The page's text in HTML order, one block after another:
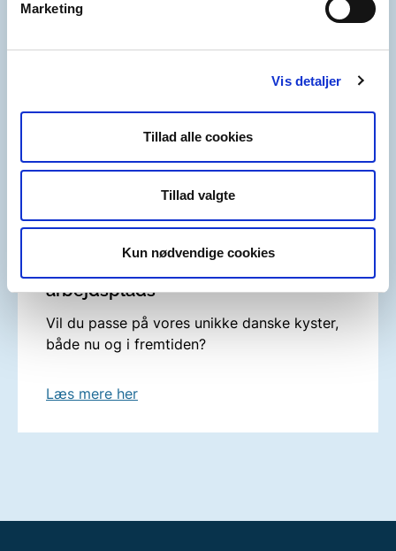
Marketing
Vis detaljer
Tillad alle cookies
Tillad valgte
Kun nødvendige cookies
Information om dine rettigheder
Læs mere her
arbejdsplads
Vil du passe på vores unikke danske kyster,
både nu og i fremtiden?
Læs mere her